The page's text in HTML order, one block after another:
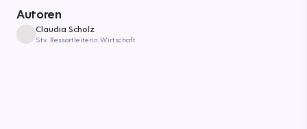
Autoren
Claudia Scholz
Stv. Ressortleiterin Wirtschaft